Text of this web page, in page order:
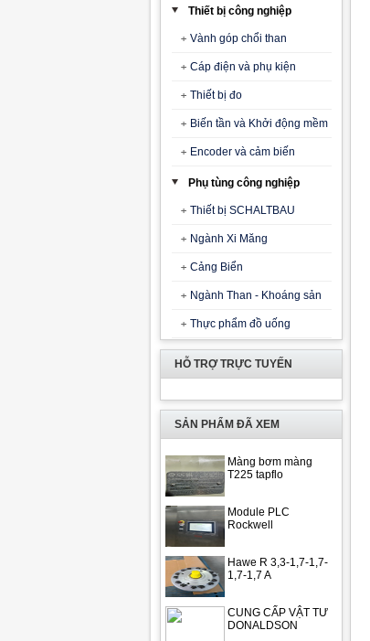
Thiết bị công nghiệp
Vành góp chổi than
Cáp điện và phụ kiện
Thiết bị đo
Biến tần và Khởi động mềm
Encoder và cảm biến
Phụ tùng công nghiệp
Thiết bị SCHALTBAU
Ngành Xi Măng
Cảng Biển
Ngành Than - Khoáng sản
Thực phẩm đồ uống
HỖ TRỢ TRỰC TUYẾN
SẢN PHẨM ĐÃ XEM
Màng bơm màng
T225 tapflo
Module PLC
Rockwell
Hawe R 3,3-1,7-1,7-
1,7-1,7 A
CUNG CẤP VẬT TƯ
DONALDSON